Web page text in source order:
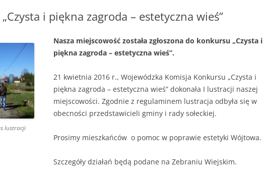
PLAN ODNOWY WÓJTOWA
ZAKŁAD USŁUG KOMUNALNYCH
SCHRONISKO W TOMARYNACH
WÓJTOWIE
ODKRYTE
SIÓDMY ŻOŁNIERZ
…ALE NA GROCHÓWKĘ
i piękna zagroda – estetyczna wieś”
lustracji
Nasza miejscowość została zgłoszona do konkursu „Czysta i
piękna zagroda – estetyczna wieś”.
21 kwietnia 2016 r., Wojewódzka Komisja Konkursu „Czysta i
piękna zagroda – estetyczna wieś” dokonała I lustracji naszej
miejscowości. Zgodnie z regulaminem lustracja odbyła się w
obecności przedstawicieli gminy i rady sołeckiej.
Prosimy mieszkańców o pomoc w poprawie estetyki Wójtowa.
Szczegóły działań będą podane na Zebraniu Wiejskim.